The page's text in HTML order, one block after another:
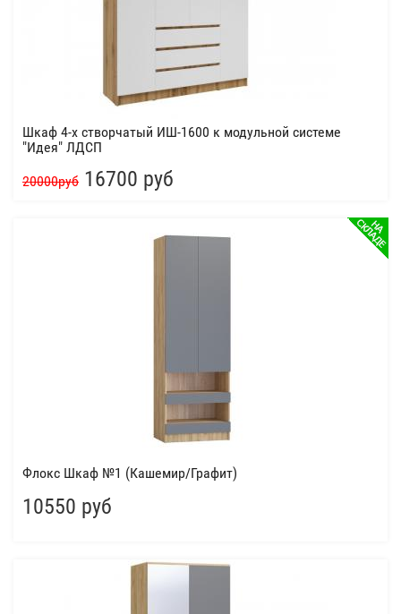
Шкаф 4-х створчатый ИШ-1600 к модульной системе
"Идея" ЛДСП
20000руб 16700 руб
Флокс Шкаф №1 (Кашемир/Графит)
10550 руб